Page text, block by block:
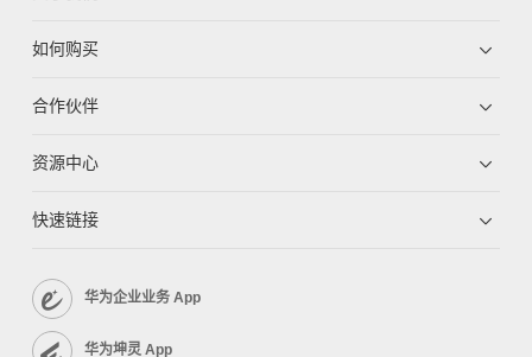
如何购买
合作伙伴
资源中心
快速链接
华为企业业务 App
华为坤灵 App